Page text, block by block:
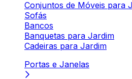
Conjuntos de Móveis para
Sofás
Bancos
Banquetas para Jardim
Cadeiras para Jardim
Portas e Janelas